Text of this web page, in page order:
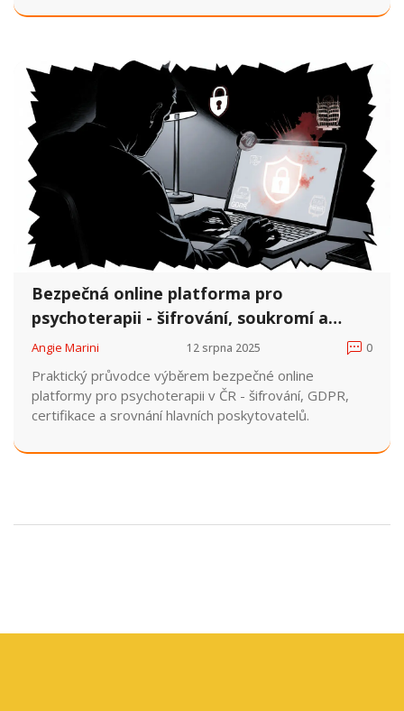
rychle rostoucí.
Bezpečná online platforma pro
psychoterapii - šifrování, soukromí a
výběr v ČR
Angie Marini 12 srpna 2025 0
Praktický průvodce výběrem bezpečné online
platformy pro psychoterapii v ČR - šifrování, GDPR,
certifikace a srovnání hlavních poskytovatelů.